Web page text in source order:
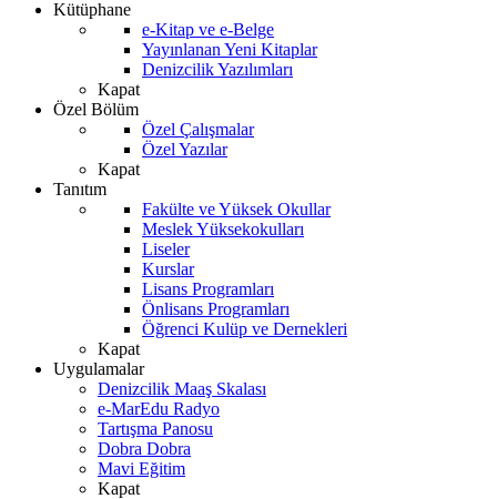
Kütüphane
e-Kitap ve e-Belge
Yayınlanan Yeni Kitaplar
Denizcilik Yazılımları
Kapat
Özel Bölüm
Özel Çalışmalar
Özel Yazılar
Kapat
Tanıtım
Fakülte ve Yüksek Okullar
Meslek Yüksekokulları
Liseler
Kurslar
Lisans Programları
Önlisans Programları
Öğrenci Kulüp ve Dernekleri
Kapat
Uygulamalar
Denizcilik Maaş Skalası
e-MarEdu Radyo
Tartışma Panosu
Dobra Dobra
Mavi Eğitim
Kapat